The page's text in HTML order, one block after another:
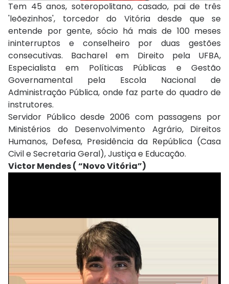
Tem 45 anos, soteropolitano, casado, pai de três
'leõezinhos', torcedor do Vitória desde que se
entende por gente, sócio há mais de 100 meses
ininterruptos e conselheiro por duas gestões
consecutivas. Bacharel em Direito pela UFBA,
Especialista em Políticas Públicas e Gestão
Governamental pela Escola Nacional de
Administração Pública, onde faz parte do quadro de
instrutores.
Servidor Público desde 2006 com passagens por
Ministérios do Desenvolvimento Agrário, Direitos
Humanos, Defesa, Presidência da República (Casa
Civil e Secretaria Geral), Justiça e Educação.
Victor Mendes ( “Novo Vitória”)